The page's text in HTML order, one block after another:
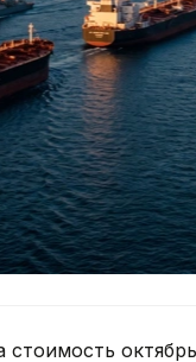
стоимость